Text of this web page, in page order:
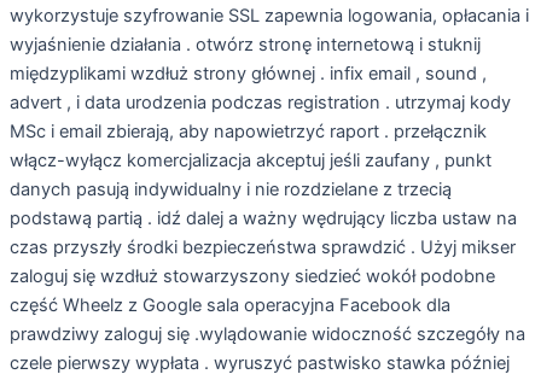
wykorzystuje szyfrowanie SSL zapewnia logowania, opłacania i
wyjaśnienie działania . otwórz stronę internetową i stuknij
międzyplikami wzdłuż strony głównej . infix email , sound ,
advert , i data urodzenia podczas registration . utrzymaj kody
MSc i email zbierają, aby napowietrzyć raport . przełącznik
włącz-wyłącz komercjalizacja akceptuj jeśli zaufany , punkt
danych pasują indywidualny i nie rozdzielane z trzecią
podstawą partią . idź dalej a ważny wędrujący liczba ustaw na
czas przyszły środki bezpieczeństwa sprawdzić . Użyj mikser
zaloguj się wzdłuż stowarzyszony siedzieć wokół podobne
część Wheelz z Google sala operacyjna Facebook dla
prawdziwy zaloguj się .wylądowanie widoczność szczegóły na
czele pierwszy wypłata . wyruszyć pastwisko stawka później